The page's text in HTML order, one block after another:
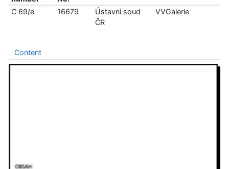
C 69/e 16679
Ústavní soud
ČR
VVGalerie
Content